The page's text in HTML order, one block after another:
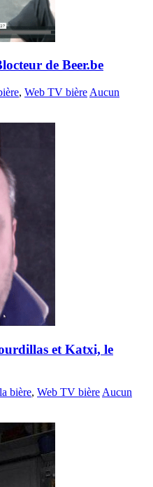
de Beer.be
, Web TV bière Aucun
et Katxi, le
bière, Web TV bière Aucun